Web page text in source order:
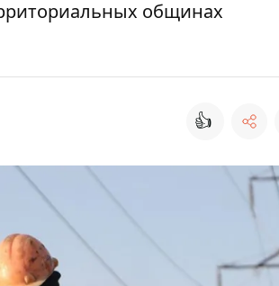
общинах
👍